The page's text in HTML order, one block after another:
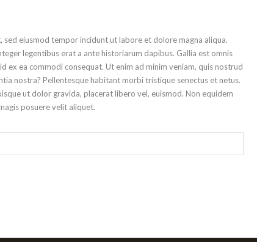
eiusmod tempor incidunt ut labore et dolore magna aliqua.
legentibus erat a ante historiarum dapibus. Gallia est omnis
ex ea commodi consequat. Ut enim ad minim veniam, quis nostrud
nostra? Pellentesque habitant morbi tristique senectus et netus.
ut dolor gravida, placerat libero vel, euismod. Non equidem
posuere velit aliquet.